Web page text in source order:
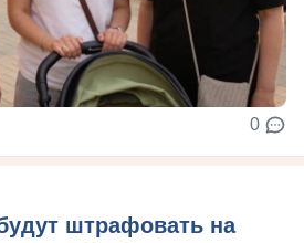
0
штрафовать на